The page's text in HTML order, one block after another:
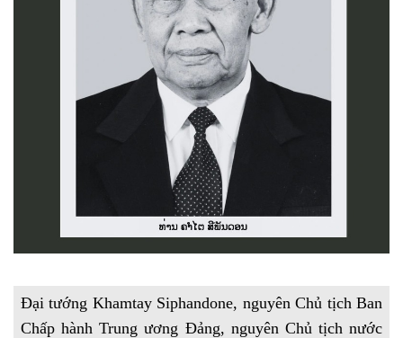
Đại tướng Khamtay Siphandone, nguyên Chủ tịch Ban
Chấp hành Trung ương Đảng, nguyên Chủ tịch nước